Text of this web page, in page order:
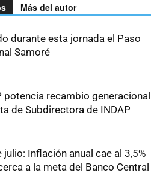
Más del autor
durante esta jornada el Paso
Samoré
potencia recambio generacional
de Subdirectora de INDAP
julio: Inflación anual cae al 3,5%
a la meta del Banco Central